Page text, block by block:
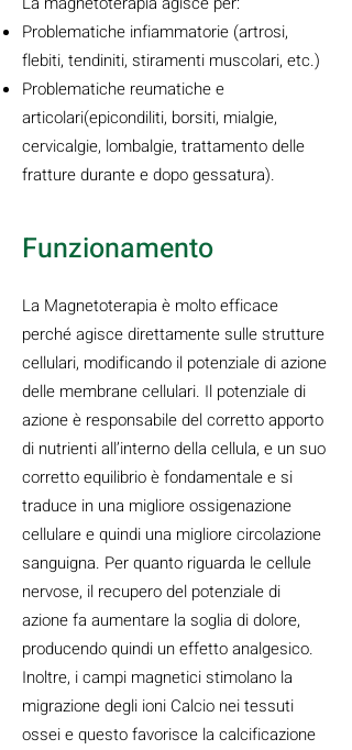
Problematiche infiammatorie (artrosi,
flebiti, tendiniti, stiramenti muscolari, etc.)
Problematiche reumatiche e
articolari(epicondiliti, borsiti, mialgie,
cervicalgie, lombalgie, trattamento delle
fratture durante e dopo gessatura).
Funzionamento
La Magnetoterapia è molto efficace
perché agisce direttamente sulle strutture
cellulari, modificando il potenziale di azione
delle membrane cellulari. Il potenziale di
azione è responsabile del corretto apporto
di nutrienti all’interno della cellula, e un suo
corretto equilibrio è fondamentale e si
traduce in una migliore ossigenazione
cellulare e quindi una migliore circolazione
sanguigna. Per quanto riguarda le cellule
nervose, il recupero del potenziale di
azione fa aumentare la soglia di dolore,
producendo quindi un effetto analgesico.
Inoltre, i campi magnetici stimolano la
migrazione degli ioni Calcio nei tessuti
ossei e questo favorisce la calcificazione